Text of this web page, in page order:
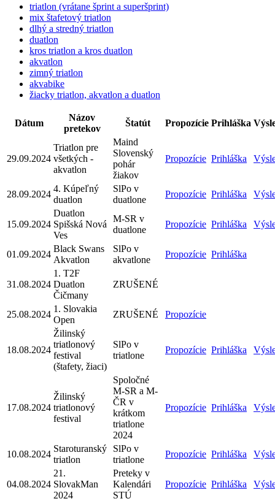
triatlon (vrátane šprint a superšprint)
mix štafetový triatlon
dlhý a stredný triatlon
duatlon
kros triatlon a kros duatlon
akvatlon
zimný triatlon
akvabike
žiacky triatlon, akvatlon a duatlon
Dátum
Názov
pretekov
Štatút Propozície Prihláška
29.09.2024
Triatlon pre
všetkých -
akvatlon
Maind
Slovenský
pohár
žiakov
Propozície Prihláška
28.09.2024
4. Kúpeľný
duatlon
SlPo v
duatlone
Propozície Prihláška
15.09.2024
Duatlon
Spišská Nová
Ves
M-SR v
duatlone
Propozície Prihláška
01.09.2024
Black Swans
Akvatlon
SlPo v
akvatlone
Propozície Prihláška
31.08.2024
1. T2F
Duatlon
Čičmany
ZRUŠENÉ
25.08.2024
1. Slovakia
Open
ZRUŠENÉ Propozície
18.08.2024
Žilinský
triatlonový
festival
(štafety, žiaci)
SlPo v
triatlone
Propozície Prihláška
17.08.2024
Žilinský
triatlonový
festival
Spoločné
M-SR a M-
ČR v
krátkom
triatlone
2024
Propozície Prihláška
10.08.2024
Staroturanský
triatlon
SlPo v
triatlone
Propozície Prihláška
04.08.2024
21.
SlovakMan
2024
Preteky v
Kalendári
STÚ
Propozície Prihláška